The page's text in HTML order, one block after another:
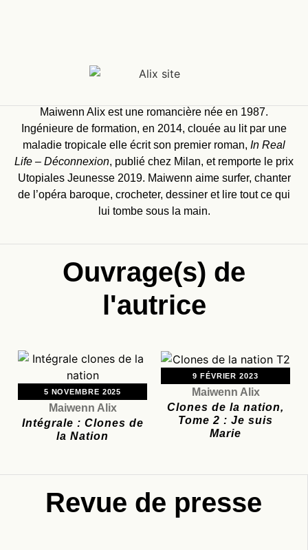
Maiwenn Alix est une romancière née en 1987.
Ingénieure de formation, en 2014, clouée au lit par une
maladie tropicale elle écrit son premier roman, In Real
Life – Déconnexion, publié chez Milan, et remporte le prix
Utopiales Jeunesse 2019. Maiwenn aime surfer, chanter
de l’opéra baroque, crocheter, dessiner et lire tout ce qui
lui tombe sous la main.
Ouvrage(s) de
l'autrice
5 NOVEMBRE 2025
Maiwenn Alix
Intégrale : Clones de
la Nation
9 FÉVRIER 2023
Maiwenn Alix
Clones de la nation,
Tome 2 : Je suis
Marie
Revue de presse